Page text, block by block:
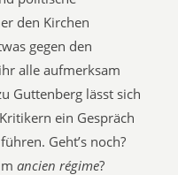
den Kirchen
gegen den
alle aufmerksam
Guttenberg lässt sich
ein Gespräch
Geht’s noch?
ancien régime?